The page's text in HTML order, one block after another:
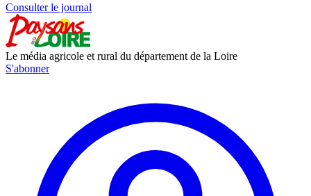
Consulter le journal
Le média agricole et rural du département de la Loire
S'abonner